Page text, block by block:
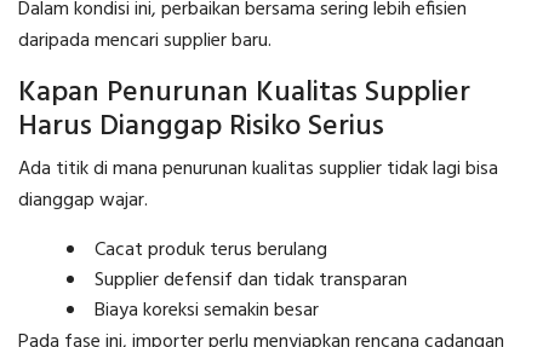
Dalam kondisi ini, perbaikan bersama sering lebih efisien
daripada mencari supplier baru.
Kapan Penurunan Kualitas Supplier
Harus Dianggap Risiko Serius
Ada titik di mana penurunan kualitas supplier tidak lagi bisa
dianggap wajar.
Cacat produk terus berulang
Supplier defensif dan tidak transparan
Biaya koreksi semakin besar